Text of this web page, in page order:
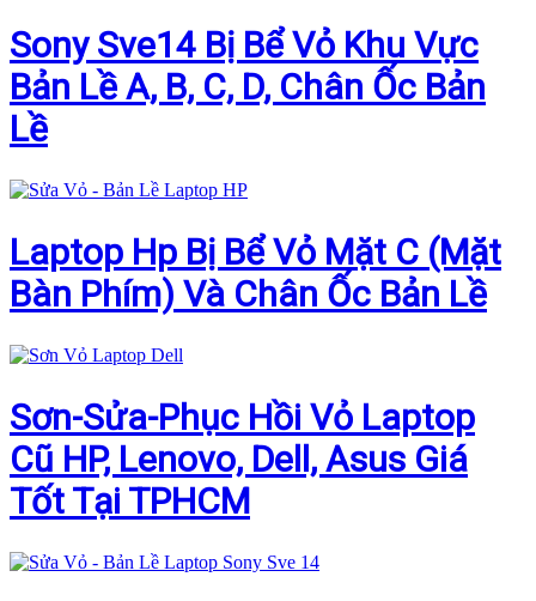
Sony Sve14 Bị Bể Vỏ Khu Vực
Bản Lề A, B, C, D, Chân Ốc Bản
Lề
Laptop Hp Bị Bể Vỏ Mặt C (Mặt
Bàn Phím) Và Chân Ốc Bản Lề
Sơn-Sửa-Phục Hồi Vỏ Laptop
Cũ HP, Lenovo, Dell, Asus Giá
Tốt Tại TPHCM